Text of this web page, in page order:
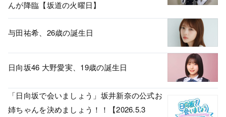
んが降臨【坂道の火曜日】
与田祐希、26歳の誕生日
日向坂46 大野愛実、19歳の誕生日
「日向坂で会いましょう」坂井新奈の公式お
姉ちゃんを決めましょう！！【2026.5.3